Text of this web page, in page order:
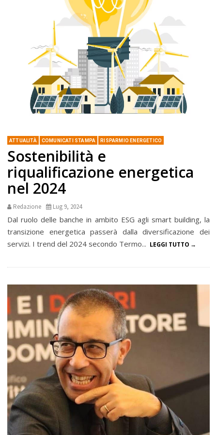
ATTUALITÀ COMUNICATI STAMPA RISPARMIO ENERGETICO
Sostenibilità e
riqualificazione energetica
nel 2024
Redazione Lug 9, 2024
Dal ruolo delle banche in ambito ESG agli smart building, la
transizione energetica passerà dalla diversificazione dei
servizi. I trend del 2024 secondo Termo... LEGGI TUTTO